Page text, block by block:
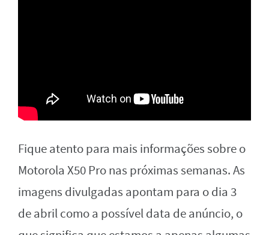
Fique atento para mais informações sobre o
Motorola X50 Pro nas próximas semanas. As
imagens divulgadas apontam para o dia 3
de abril como a possível data de anúncio, o